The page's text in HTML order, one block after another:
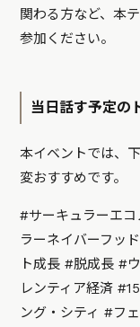
関わる方など、本
参加ください。
当日話す予定の
本イベントでは、
変おすすめです。
#サーキュラーエ
ラーネイバーフッ
ト成長 #脱成長 #
レンティア経済
ング・シティ #フ